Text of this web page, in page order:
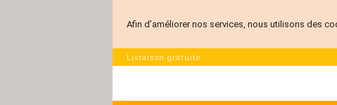
Livraison gratuite
Afin d’améliorer nos services, nous utilisons des